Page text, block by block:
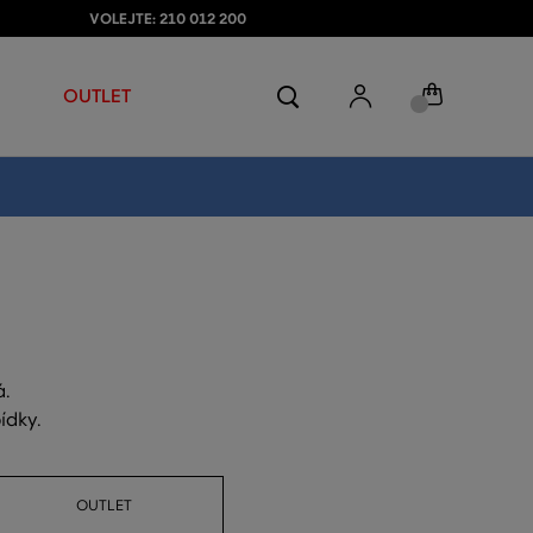
VOLEJTE: 210 012 200
OUTLET
OUTLET